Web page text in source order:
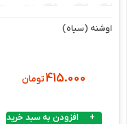
اوشنه (سیاه)
415.000تومان
افزودن به سبد خرید